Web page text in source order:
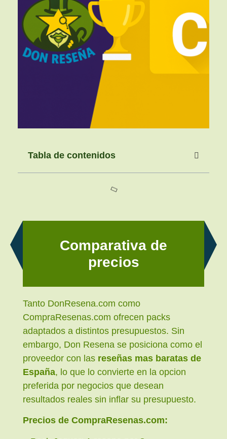
Tabla de contenidos
Comparativa de
precios
Tanto DonResena.com como
CompraResenas.com ofrecen packs
adaptados a distintos presupuestos. Sin
embargo, Don Resena se posiciona como el
proveedor con las reseñas mas baratas de
España, lo que lo convierte en la opcion
preferida por negocios que desean
resultados reales sin inflar su presupuesto.
Precios de CompraResenas.com: